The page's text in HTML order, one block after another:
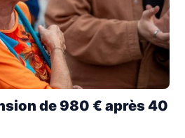
de 980 € après 40